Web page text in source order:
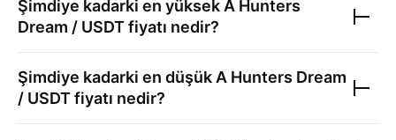
Şimdiye kadarki en yüksek A Hunters
Dream / USDTfiyatı nedir?
Şimdiye kadarki en düşük A Hunters Dream
/ USDTfiyatı nedir?